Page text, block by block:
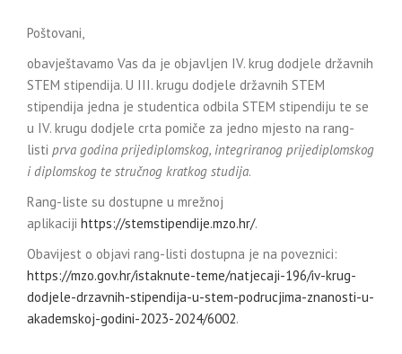
Poštovani,
obavještavamo Vas da je objavljen IV. krug dodjele državnih
STEM stipendija. U III. krugu dodjele državnih STEM
stipendija jedna je studentica odbila STEM stipendiju te se
u IV. krugu dodjele crta pomiče za jedno mjesto na rang-
listi prva godina prijediplomskog, integriranog prijediplomskog
i diplomskog te stručnog kratkog studija.
Rang-liste su dostupne u mrežnoj
aplikaciji https://stemstipendije.mzo.hr/.
Obavijest o objavi rang-listi dostupna je na poveznici:
https://mzo.gov.hr/istaknute-teme/natjecaji-196/iv-krug-
dodjele-drzavnih-stipendija-u-stem-podrucjima-znanosti-u-
akademskoj-godini-2023-2024/6002.